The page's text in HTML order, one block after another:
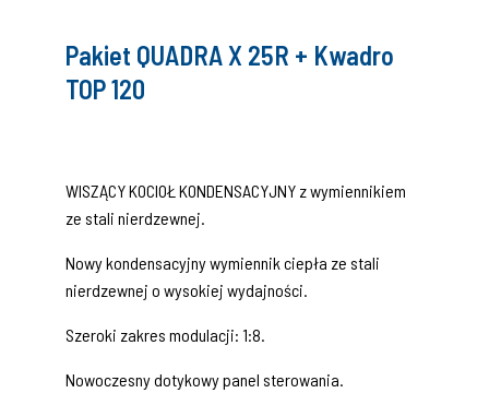
Pakiet QUADRA X 25R + Kwadro
TOP 120
WISZĄCY KOCIOŁ KONDENSACYJNY z wymiennikiem
ze stali nierdzewnej.
Nowy kondensacyjny wymiennik ciepła ze stali
nierdzewnej o wysokiej wydajności.
Szeroki zakres modulacji: 1:8.
Nowoczesny dotykowy panel sterowania.